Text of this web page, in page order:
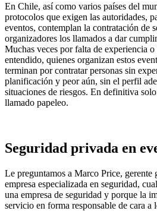
En Chile, así como varios países del
protocolos que exigen las autoridades,
eventos, contemplan la contratación de
organizadores los llamados a dar
Muchas veces por falta de experiencia
entendido, quienes organizan estos
terminan por contratar personas sin
planificación y peor aún, sin el perfil
situaciones de riesgos. En definitiva
llamado papeleo.
Seguridad privada en
Le preguntamos a Marco Price, gerente
empresa especializada en seguridad,
una empresa de seguridad y porque la
servicio en forma responsable de cara a